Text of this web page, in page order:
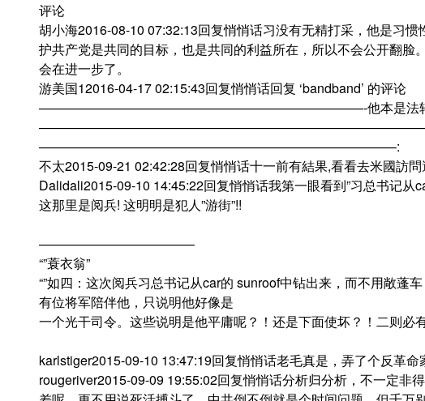
评论
胡小海2016-08-10 07:32:13回复悄悄话习没有无精打采，他是习
护共产党是共同的目标，也是共同的利益所在，所以不会公开翻脸
会在进一步了。
游美国12016-04-17 02:15:43回复悄悄话回复 ‘bandband’ 的评论
—————————————————————————-他本是法轮功传
———————————————————————————–:
不太2015-09-21 02:42:28回复悄悄话十一前有結果,看看去米國訪問
Dalidali2015-09-10 14:45:22回复悄悄话我第一眼看到”习总书记从
这那里是阅兵! 这明明是犯人”游街”!!
————————————
“”蓑衣翁”
“”如四：这次阅兵习总书记从car的 sunroof中钻出来，而不用敞蓬
有位将军陪伴他，只说明他好像是
一个光干司令。这些说明是他平庸呢？！还是下面使坏？！二则必
karlstiger2015-09-10 13:47:19回复悄悄话老毛真是，弄了个反革命
rougeriver2015-09-09 19:55:02回复悄悄话分析归分析，不一定非